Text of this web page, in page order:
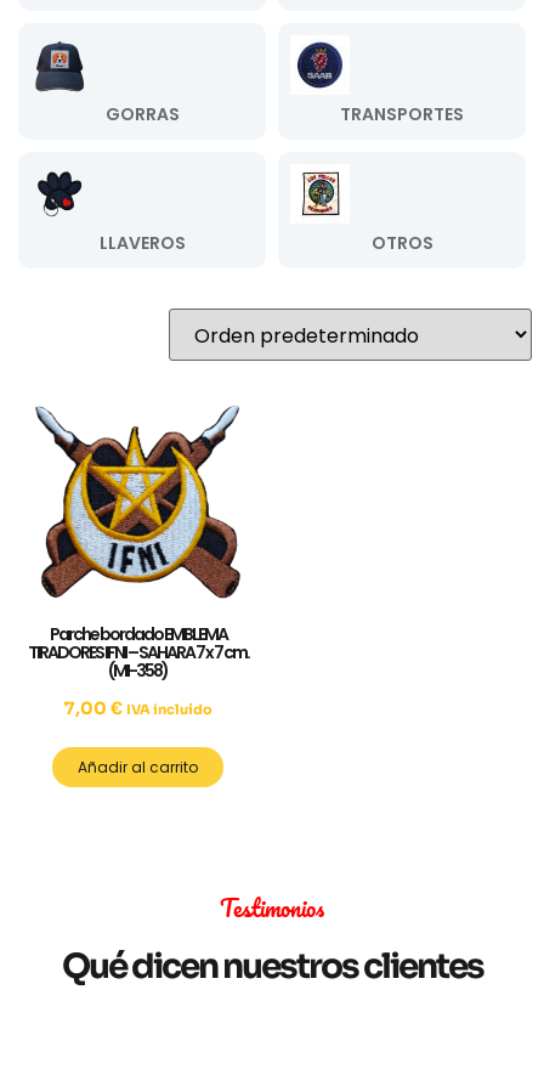
GORRAS TRANSPORTES
LLAVEROS OTROS
Parche bordado EMBLEMA
TIRADORES IFNI – SAHARA 7 x 7 cm.
(MI-358)
7,00 € IVA incluído
Añadir al carrito
Testimonios
Qué dicen nuestros clientes